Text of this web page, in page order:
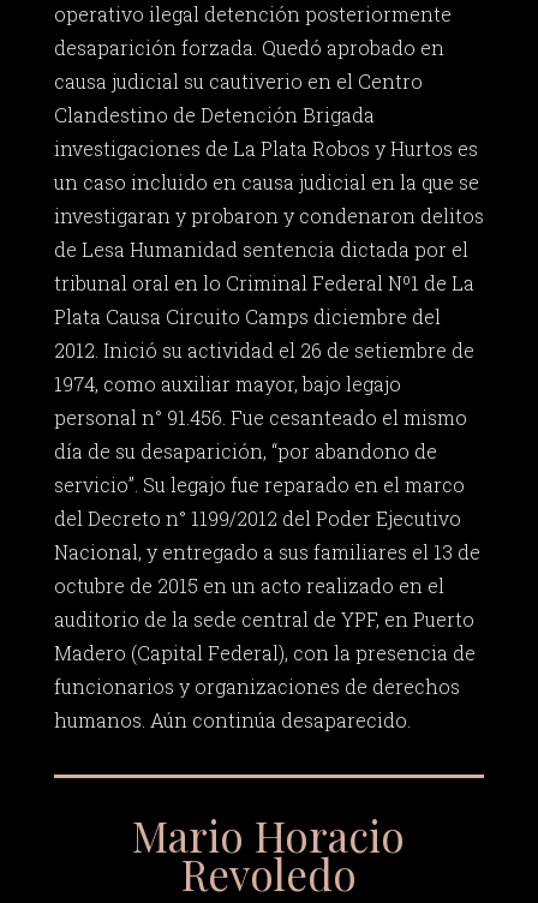
operativo ilegal detención posteriormente
desaparición forzada. Quedó aprobado en
causa judicial su cautiverio en el Centro
Clandestino de Detención Brigada
investigaciones de La Plata Robos y Hurtos es
un caso incluido en causa judicial en la que se
investigaran y probaron y condenaron delitos
de Lesa Humanidad sentencia dictada por el
tribunal oral en lo Criminal Federal Nº1 de La
Plata Causa Circuito Camps diciembre del
2012. Inició su actividad el 26 de setiembre de
1974, como auxiliar mayor, bajo legajo
personal n° 91.456. Fue cesanteado el mismo
día de su desaparición, “por abandono de
servicio”. Su legajo fue reparado en el marco
del Decreto n° 1199/2012 del Poder Ejecutivo
Nacional, y entregado a sus familiares el 13 de
octubre de 2015 en un acto realizado en el
auditorio de la sede central de YPF, en Puerto
Madero (Capital Federal), con la presencia de
funcionarios y organizaciones de derechos
humanos. Aún continúa desaparecido.
Mario Horacio
Revoledo